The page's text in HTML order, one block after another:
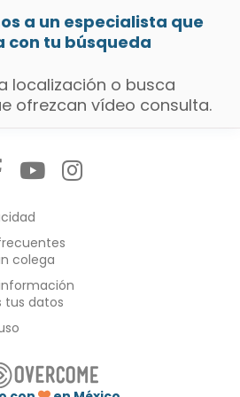
a un especialista que
con tu búsqueda
localización o busca
ofrezcan vídeo consulta.
colega
datos